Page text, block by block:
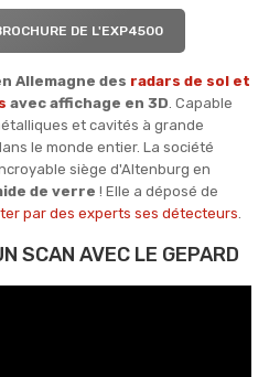
DE L'EXP4500
Allemagne des radars de sol et
avec affichage en 3D. Capable
et cavités à grande
le monde entier. La société
siège d'Altenburg en
de verre ! Elle a déposé de
par des experts ses détecteurs.
SCAN AVEC LE GEPARD